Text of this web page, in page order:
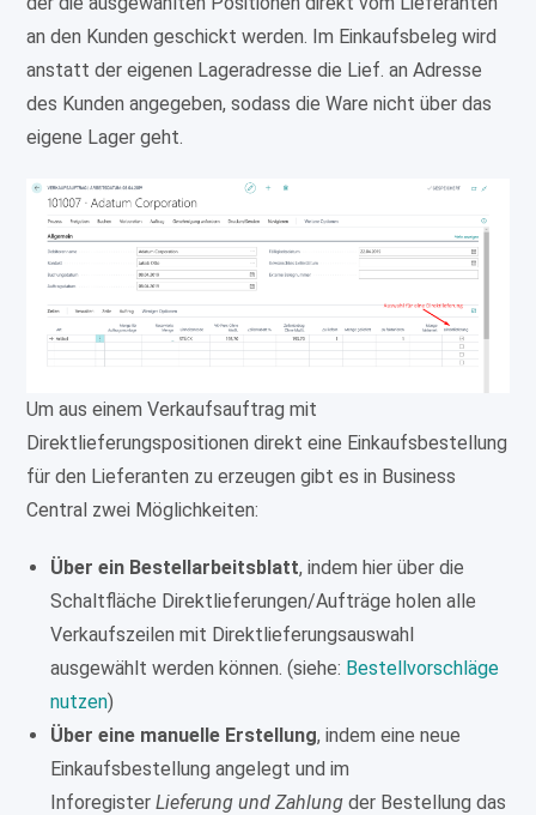
an den Kunden geschickt werden. Im Einkaufsbeleg wird
anstatt der eigenen Lageradresse die Lief. an Adresse
des Kunden angegeben, sodass die Ware nicht über das
eigene Lager geht.
Um aus einem Verkaufsauftrag mit
Direktlieferungspositionen direkt eine Einkaufsbestellung
für den Lieferanten zu erzeugen gibt es in Business
Central zwei Möglichkeiten:
Über ein Bestellarbeitsblatt, indem hier über die
Schaltfläche Direktlieferungen/Aufträge holen alle
Verkaufszeilen mit Direktlieferungsauswahl
ausgewählt werden können. (siehe: Bestellvorschläge
nutzen)
Über eine manuelle Erstellung, indem eine neue
Einkaufsbestellung angelegt und im
InforegisterLieferung und Zahlung der Bestellung das